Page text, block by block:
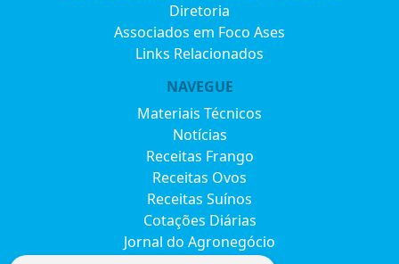
Diretoria
Associados em Foco Ases
Links Relacionados
NAVEGUE
Materiais Técnicos
Notícias
Receitas Frango
Receitas Ovos
Receitas Suínos
Cotações Diárias
Jornal do Agronegócio